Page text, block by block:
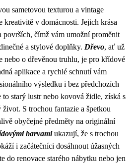
sametovou texturou a vintage
kreativitě v domácnosti. Jejich krása
površích, čímž vám umožní proměnit
a stylové doplňky. Dřevo, ať už
nebo o dřevěnou truhlu, je pro křídové
aplikace a rychlé schnutí vám
výsledku i bez předchozích
to starý lustr nebo kovová židle, získá s
S trochou fantazie a špetkou
obyčejné předměty na originální
barvamiukazují, že s trochou
i začátečníci dosáhnout úžasných
do renovace starého nábytku nebo jen